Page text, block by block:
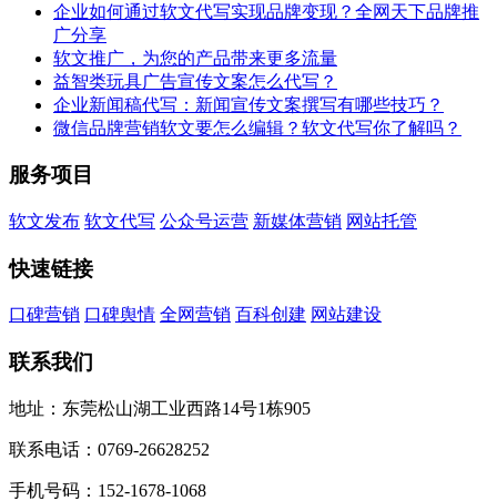
企业如何通过软文代写实现品牌变现？全网天下品牌推
广分享
软文推广，为您的产品带来更多流量
益智类玩具广告宣传文案怎么代写？
企业新闻稿代写：新闻宣传文案撰写有哪些技巧？
微信品牌营销软文要怎么编辑？软文代写你了解吗？
服务项目
软文发布 软文代写 公众号运营 新媒体营销 网站托管
快速链接
口碑营销 口碑舆情 全网营销 百科创建 网站建设
联系我们
地址：东莞松山湖工业西路14号1栋905
联系电话：0769-26628252
手机号码：152-1678-1068